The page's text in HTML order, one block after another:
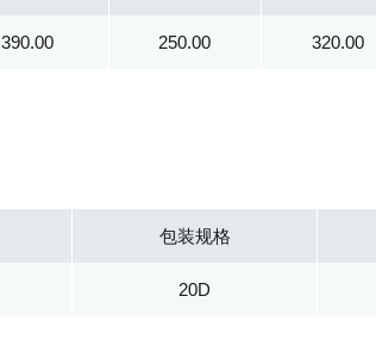
390.00 250.00 320.00
包装规格
20D